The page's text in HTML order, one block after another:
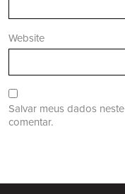
Website
Salvar meus dados
comentar.